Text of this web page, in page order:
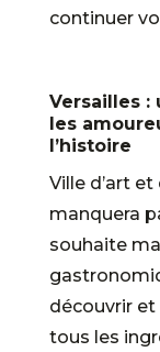
continuer
Versailles
les
l’histoire
Ville d’art
manquera
souhaite
découvrir et
tous les